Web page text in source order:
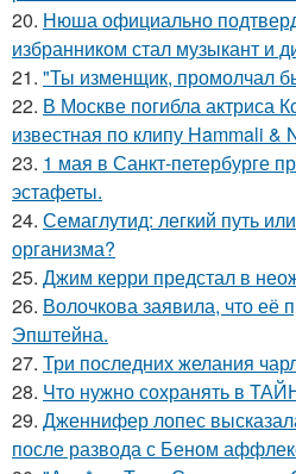
20. Нюша официально
избранником стал музыкант и
21. "Ты изменщик, промолчал
22. В Москве погибла актриса
известная по клипу Hammali &
23. 1 мая в Санкт-петербурге
эстафеты.
24. Семаглутид: легкий путь
организма?
25. Джим керри предстал в
26. Волочкова заявила, что её
Эпштейна.
27. Три последних желания
28. Что нужно сохранять в
29. Дженнифер лопес
после развода с Беном